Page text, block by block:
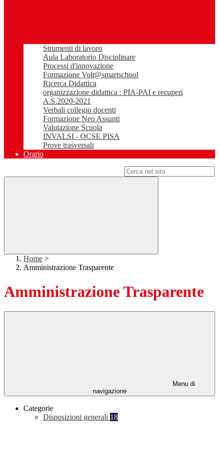
Strumenti di lavoro
Aula Laboratorio Disciplinare
Processi d'innovazione
Formazione Volt@smartschool
Ricerca Didattica
organizzazione didattica : PIA-PAI e recuperi
A.S.2020-2021
Verbali collegio docenti
Formazione Neo Assunti
Valutazione Scuola
INVALSI - OCSE PISA
Prove trasversali
Orario
Home >
Amministrazione Trasparente
Amministrazione Trasparente
Menu di
navigazione
Categorie
Disposizioni generali 18